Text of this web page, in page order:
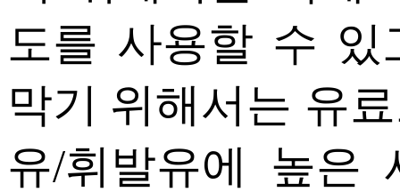
도를 사용할 수 있
막기 위해서는 유
유/휘발유에 높은